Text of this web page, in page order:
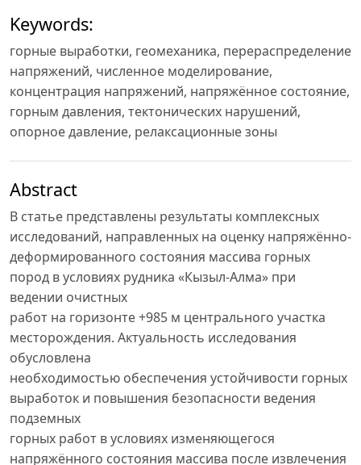
Keywords:
горные выработки, геомеханика, перераспределение
напряжений, численное моделирование,
концентрация напряжений, напряжённое состояние,
горным давления, тектонических нарушений,
опорное давление, релаксационные зоны
Abstract
В статье представлены результаты комплексных
исследований, направленных на оценку напряжённо-
деформированного состояния массива горных
пород в условиях рудника «Кызыл-Алма» при
ведении очистных
работ на горизонте +985 м центрального участка
месторождения. Актуальность исследования
обусловлена
необходимостью обеспечения устойчивости горных
выработок и повышения безопасности ведения
подземных
горных работ в условиях изменяющегося
напряжённого состояния массива после извлечения